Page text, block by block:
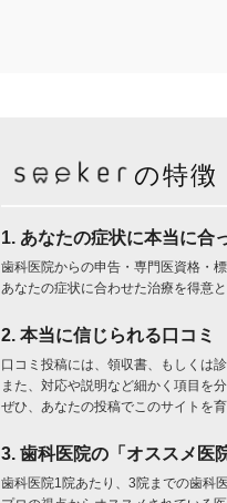
の特徴
1. あなたの症状に本当に合
歯科医院からの申告・専門医資格・
あなたの症状に合わせた治療を得意
2. 本当に信じられる口コミ
口コミ投稿には、領収書、もしくは
また、対応や説明など細かく項目を
ぜひ、あなたの投稿でこのサイトを育
3. 歯科医院の「オススメ医
歯科医院1院あたり、3院までの歯科